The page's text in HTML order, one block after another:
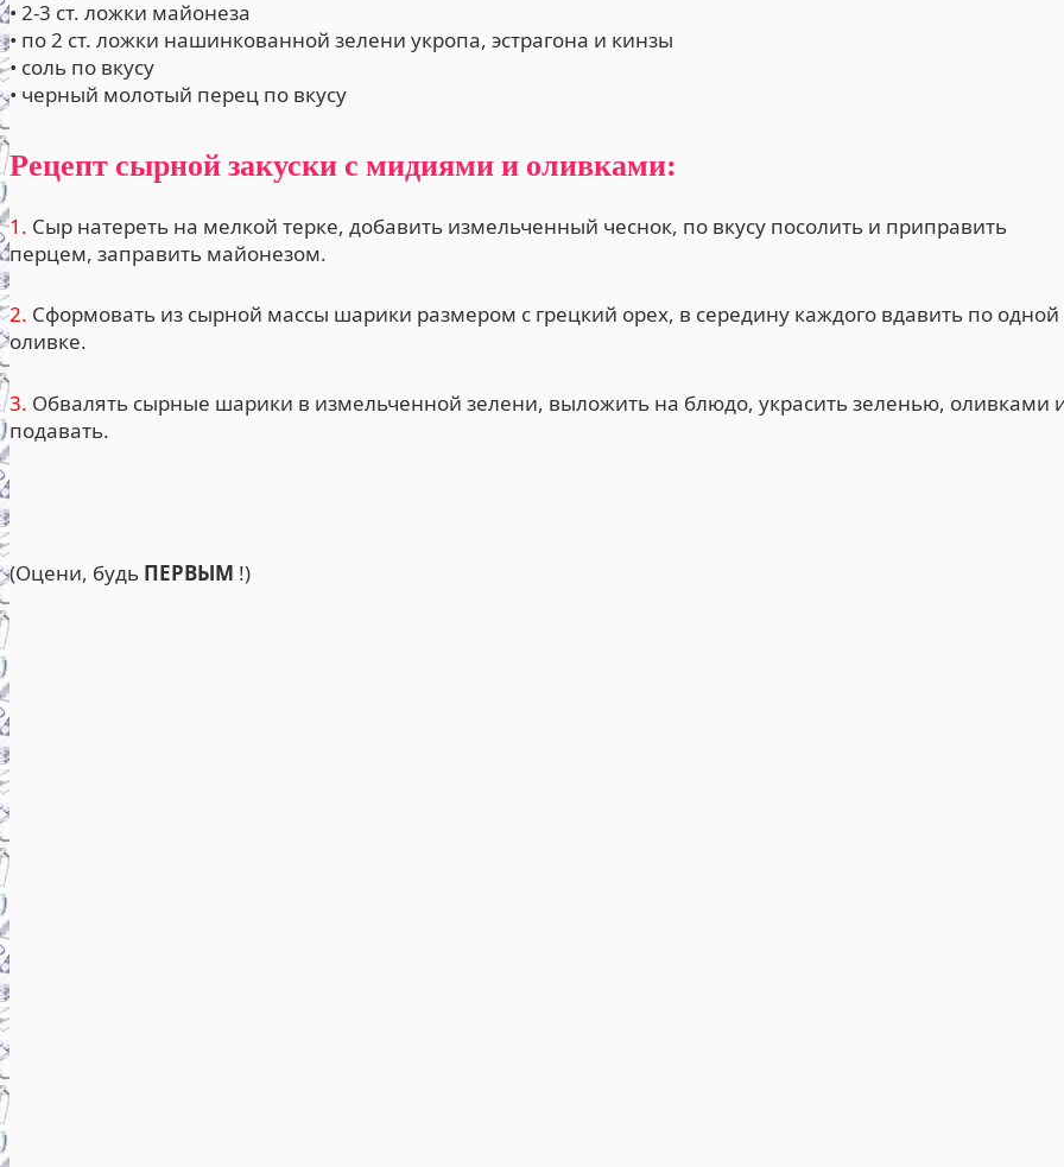
• 2-3 ст. ложки майонеза
• по 2 ст. ложки нашинкованной зелени укропа, эстрагона и кинзы
• соль по вкусу
• черный молотый перец по вкусу
Рецепт сырной закуски с мидиями и оливками:
1. Сыр натереть на мелкой терке, добавить измельченный чеснок, по вкусу посолить и приправить
перцем, заправить майонезом.
2. Сформовать из сырной массы шарики размером с грецкий орех, в середину каждого вдавить по одной
оливке.
3. Обвалять сырные шарики в измельченной зелени, выложить на блюдо, украсить зеленью, оливками
подавать.
(Оцени, будь ПЕРВЫМ !)